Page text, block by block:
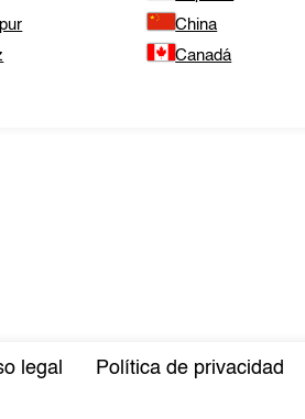
China
Canadá
legal Política de privacidad